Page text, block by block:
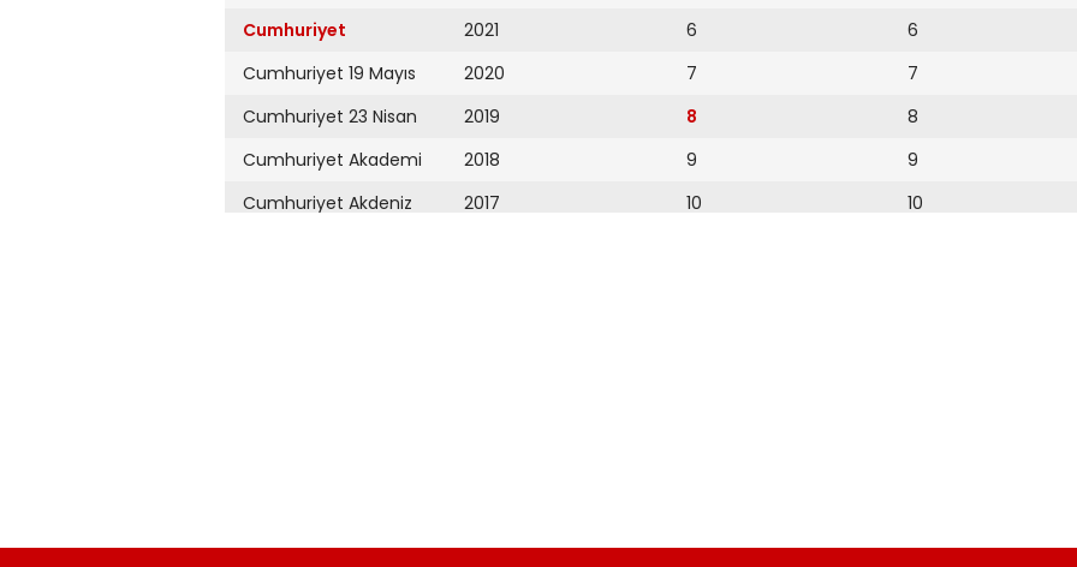
Cumhuriyet
Cumhuriyet 19 Mayıs
Cumhuriyet 23 Nisan
Cumhuriyet Akademi
Cumhuriyet Akdeniz
Cumhuriyet Çevre
2021
2020
2019
2018
2017
2009
6
7
8
9
10
6
7
8
9
10
18